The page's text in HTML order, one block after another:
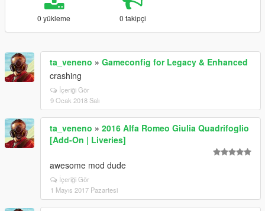
0 yükleme 0 takipçi
ta_veneno » Gameconfig for Legacy & Enhanced
crashing
İçeriği Gör
9 Ocak 2018 Salı
ta_veneno » 2016 Alfa Romeo Giulia Quadrifoglio
[Add-On | Liveries]
awesome mod dude
İçeriği Gör
1 Mayıs 2017 Pazartesi